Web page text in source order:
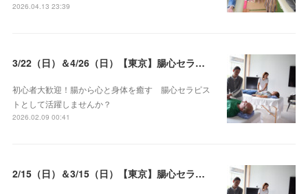
2026.04.13 23:39
3/22（日）＆4/26（日）【東京】腸心セラピスト養成コース《２日間コース》開講決定
初心者大歓迎！腸から心と身体を癒す 腸心セラピス
トとして活躍しませんか？
2026.02.09 00:41
2/15（日）＆3/15（日）【東京】腸心セラピスト養成コース《２日間コース》開講決定